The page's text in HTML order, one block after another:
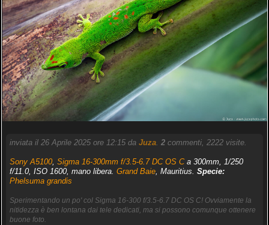
inviata il 26 Aprile 2025 ore 12:15 da Juza. 2commenti, 2222 visite.
Sony A5100, Sigma 16-300mm f/3.5-6.7 DC OS Ca 300mm, 1/250
f/11.0, ISO 1600, mano libera. Grand Baie, Mauritius. Specie:
Phelsuma grandis
Sperimentando un po' col Sigma 16-300 f/3.5-6.7 DC OS C! Ovviamente la
nitidezza è ben lontana dai tele dedicati, ma si possono comunque ottenere
buone foto.